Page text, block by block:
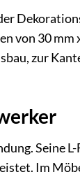
30 mm
zur
Seine
Im